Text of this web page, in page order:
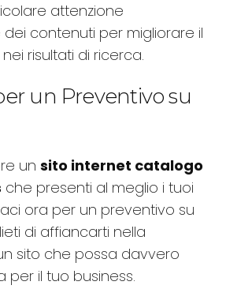
attenzione
dei contenuti per migliorare il
risultati di ricerca.
un Preventivo su
un sito internet catalogo
che presenti al meglio i tuoi
ora per un preventivo su
di affiancarti nella
sito che possa davvero
per il tuo business.